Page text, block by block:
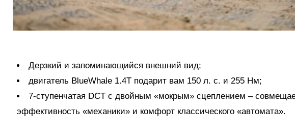
Дерзкий и запоминающийся внешний вид;
двигатель BlueWhale 1.4T подарит вам 150 л. с. и 255 Нм;
7-ступенчатая DCT с двойным «мокрым» сцеплением –
эффективность «механики» и комфорт классического «автомата».